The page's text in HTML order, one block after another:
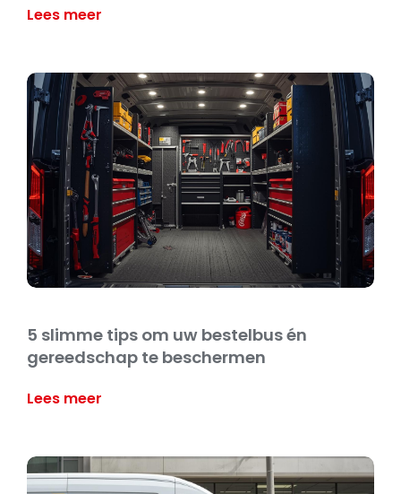
Lees meer
5 slimme tips om uw bestelbus én
gereedschap te beschermen
Lees meer